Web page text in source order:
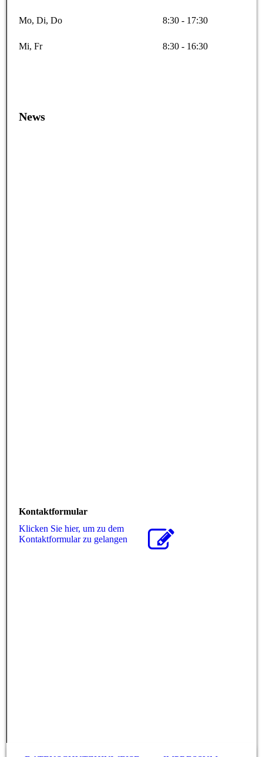
Mo, Di, Do 8:30 - 17:30
Mi, Fr 8:30 - 16:30
News
Kontaktformular
Klicken Sie hier, um zu dem
Kon­takt­for­mu­lar zu gelangen